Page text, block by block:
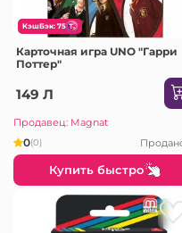
КэшБэк: 75
Карточная игра UNO "Гарри
Поттер"
149 Л
Продавец: Magnat
0(0)
Купить быстро